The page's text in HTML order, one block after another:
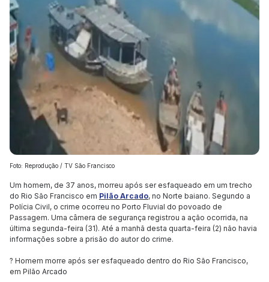
Foto: Reprodução / TV São Francisco
Um homem, de 37 anos, morreu após ser esfaqueado em um trecho
do Rio São Francisco em Pilão Arcado, no Norte baiano. Segundo a
Polícia Civil, o crime ocorreu no Porto Fluvial do povoado de
Passagem. Uma câmera de segurança registrou a ação ocorrida, na
última segunda-feira (31). Até a manhã desta quarta-feira (2) não havia
informações sobre a prisão do autor do crime.
? Homem morre após ser esfaqueado dentro do Rio São Francisco,
em Pilão Arcado